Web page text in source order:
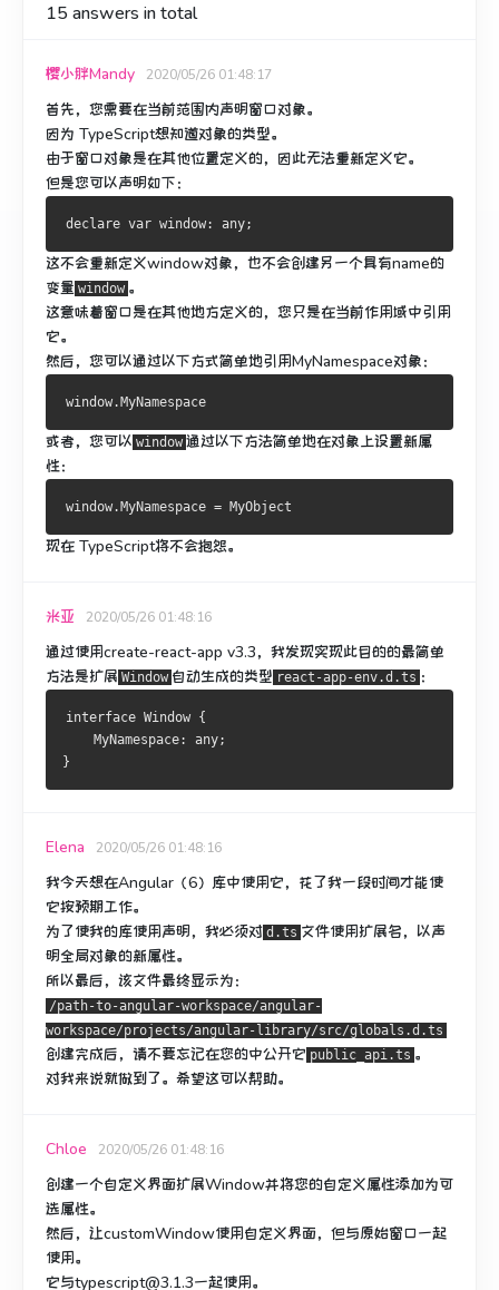
15answers in total
樱小胖Mandy 2020/05/26 01:48:17
首先，您需要在当前范围内声明窗口对象。
因为 TypeScript想知道对象的类型。
由于窗口对象是在其他位置定义的，因此无法重新定义它。
但是您可以声明如下：
declare var window: any;
这不会重新定义window对象，也不会创建另一个具有name的
变量 window 。
这意味着窗口是在其他地方定义的，您只是在当前作用域中引用
它。
然后，您可以通过以下方式简单地引用MyNamespace对象：
window. MyNamespace
或者，您可以 window 通过以下方法简单地在对象上设置新属
性：
window. MyNamespace = MyObject
现在 TypeScript将不会抱怨。
米亚 2020/05/26 01:48:16
通过使用create-react-app v3.3，我发现实现此目的的最简单
方法是扩展 Window 自动生成的类型 react-app-env.d.ts ：
interface Window {
MyNamespace: any;
}
Elena 2020/05/26 01:48:16
我今天想在Angular（6）库中使用它，花了我一段时间才能使
它按预期工作。
为了使我的库使用声明，我必须对 d.ts 文件使用扩展名，以声
明全局对象的新属性。
所以最后，该文件最终显示为：
/path-to-angular-workspace/angular-
workspace/projects/angular-library/src/globals.d.ts
创建完成后，请不要忘记在您的中公开它 public_api.ts 。
对我来说就做到了。 希望这可以帮助。
Chloe 2020/05/26 01:48:16
创建一个自定义界面扩展Window并将您的自定义属性添加为可
选属性。
然后，让customWindow使用自定义界面，但与原始窗口一起
使用。
它与typescript@3.1.3一起使用。